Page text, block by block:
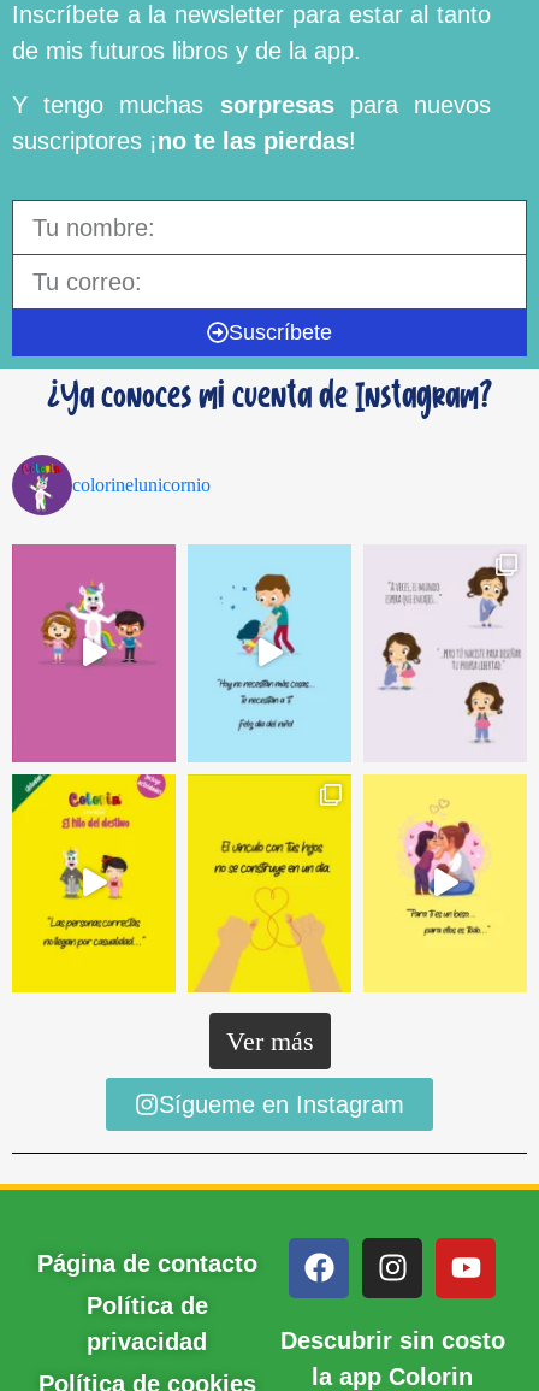
Inscríbete a la newsletter para estar al tanto
de mis futuros libros y de la app.
Y tengo muchas sorpresaspara nuevos
suscriptores ¡no te las pierdas!
Suscríbete
¿Ya conoces mi cuenta de Instagram?
colorinelunicornio
Ver más
Sígueme en Instagram
Página de contacto
Política de
privacidad
Política de cookies
Descubrir sin costo
la app Colorin